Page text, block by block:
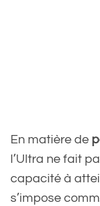
En matière de
l’Ultra ne fait
capacité à
s’impose